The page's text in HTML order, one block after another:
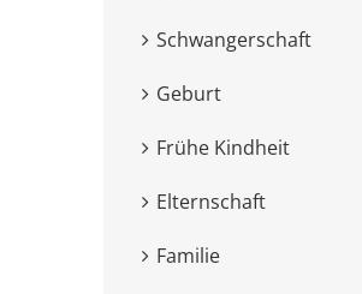
Schwangerschaft
Geburt
Frühe Kindheit
Elternschaft
Familie